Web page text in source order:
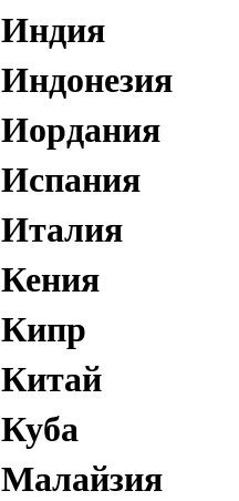
Индия
Индонезия
Иордания
Испания
Италия
Кения
Кипр
Китай
Куба
Малайзия